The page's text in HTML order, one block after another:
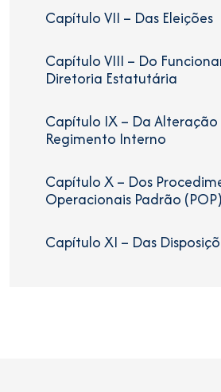
Capítulo VII – Das Eleições
Capítulo VIII – Do
Diretoria Estatutária
Capítulo IX – Da
Regimento Interno
Capítulo X – Dos
Operacionais Padrão (POP)
Capítulo XI – Das